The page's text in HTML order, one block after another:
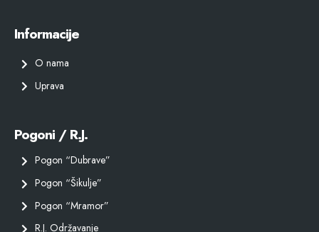
Informacije
O nama
Uprava
Pogoni / R.J.
Pogon “Dubrave”
Pogon “Šikulje”
Pogon “Mramor”
R.J. Održavanje